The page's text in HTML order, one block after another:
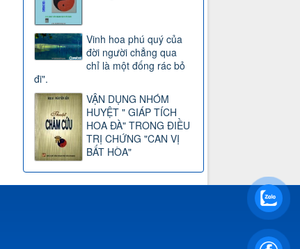
Vinh hoa phú quý của
đời người chẳng qua
chỉ là một đống rác bỏ
đi".
VẬN DỤNG NHÓM
HUYỆT " GIÁP TÍCH
HOA ĐÀ" TRONG ĐIỀU
TRỊ CHỨNG "CAN VỊ
BẤT HÒA"